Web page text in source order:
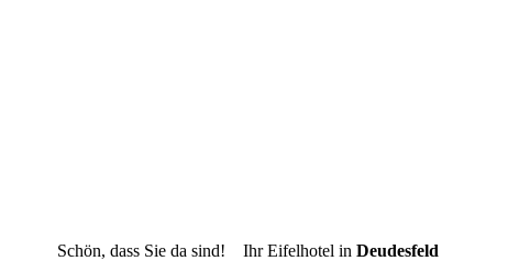
Schön, dass Sie da sind! Ihr Eifelhotel in Deudesfeld